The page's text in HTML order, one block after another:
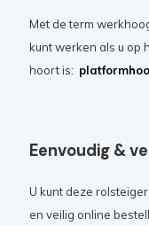
Met de term
kunt werken als u op
hoort is:
Eenvoudig &
U kunt deze
en veilig online